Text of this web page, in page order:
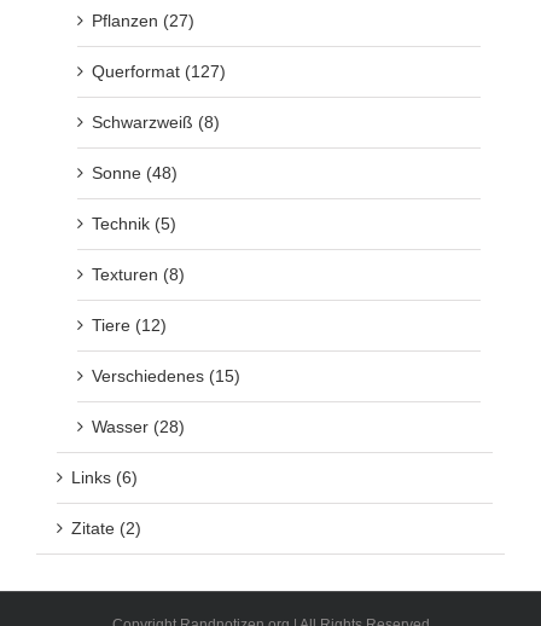
Pflanzen (27)
Querformat (127)
Schwarzweiß (8)
Sonne (48)
Technik (5)
Texturen (8)
Tiere (12)
Verschiedenes (15)
Wasser (28)
Links (6)
Zitate (2)